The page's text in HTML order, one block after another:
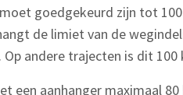
goedgekeurd zijn tot
de limiet van de
andere trajecten is dit
een aanhanger maximaal